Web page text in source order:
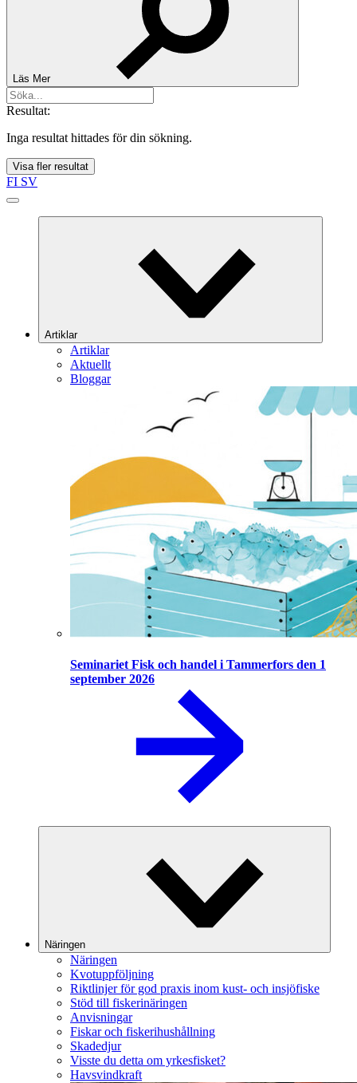
Läs Mer
Resultat:
Inga resultat hittades för din sökning.
Visa fler resultat
FI SV
Artiklar
Artiklar
Aktuellt
Bloggar
Seminariet Fisk och handel i Tammerfors den 1
september 2026
Näringen
Näringen
Kvotuppföljning
Riktlinjer för god praxis inom kust- och insjöfiske
Stöd till fiskerinäringen
Anvisningar
Fiskar och fiskerihushållning
Skadedjur
Visste du detta om yrkesfisket?
Havsvindkraft